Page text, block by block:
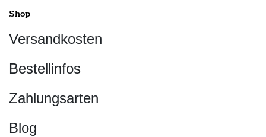
Shop
Versandkosten
Bestellinfos
Zahlungsarten
Blog